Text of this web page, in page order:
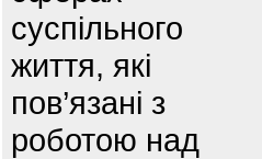
суспільного
життя, які
пов’язані з
роботою над